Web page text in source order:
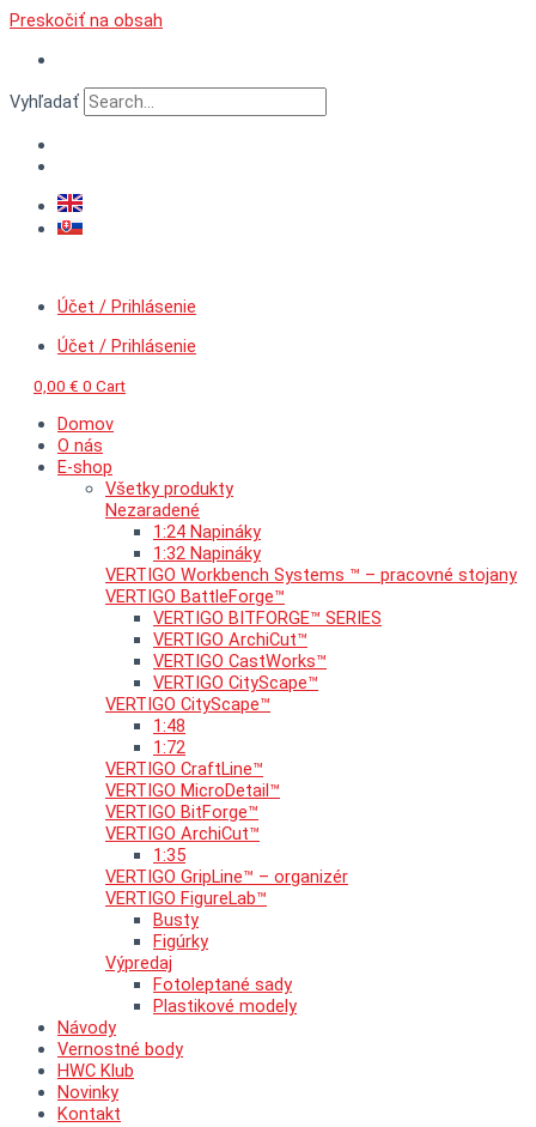
Preskočiť na obsah
Vyhľadať
Účet / Prihlásenie
Účet / Prihlásenie
0,00 € 0 Cart
Domov
O nás
E-shop
Všetky produkty
Nezaradené
1:24 Napináky
1:32 Napináky
VERTIGO Workbench Systems ™ – pracovné stojany
VERTIGO BattleForge™
VERTIGO BITFORGE™ SERIES
VERTIGO ArchiCut™
VERTIGO CastWorks™
VERTIGO CityScape™
VERTIGO CityScape™
1:48
1:72
VERTIGO CraftLine™
VERTIGO MicroDetail™
VERTIGO BitForge™
VERTIGO ArchiCut™
1:35
VERTIGO GripLine™ – organizér
VERTIGO FigureLab™
Busty
Figúrky
Výpredaj
Fotoleptané sady
Plastikové modely
Návody
Vernostné body
HWC Klub
Novinky
Kontakt